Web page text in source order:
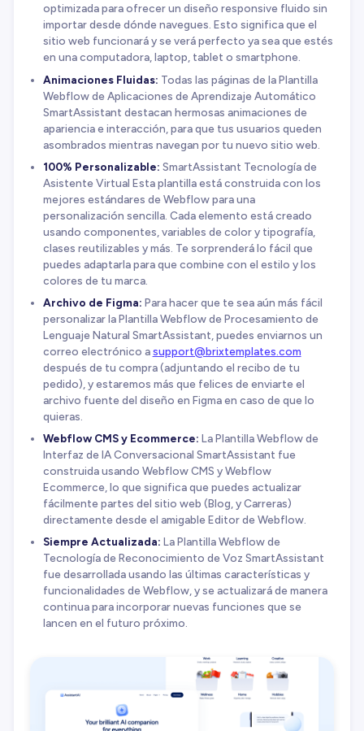
optimizada para ofrecer un diseño responsive fluido sin
importar desde dónde navegues. Esto significa que el
sitio web funcionará y se verá perfecto ya sea que estés
en una computadora, laptop, tablet o smartphone.
Animaciones Fluidas: Todas las páginas de la Plantilla
Webflow de Aplicaciones de Aprendizaje Automático
SmartAssistant destacan hermosas animaciones de
apariencia e interacción, para que tus usuarios queden
asombrados mientras navegan por tu nuevo sitio web.
100% Personalizable: SmartAssistant Tecnología de
Asistente Virtual Esta plantilla está construida con los
mejores estándares de Webflow para una
personalización sencilla. Cada elemento está creado
usando componentes, variables de color y tipografía,
clases reutilizables y más. Te sorprenderá lo fácil que
puedes adaptarla para que combine con el estilo y los
colores de tu marca.
Archivo de Figma: Para hacer que te sea aún más fácil
personalizar la Plantilla Webflow de Procesamiento de
Lenguaje Natural SmartAssistant, puedes enviarnos un
correo electrónico asupport@brixtemplates.com
después de tu compra (adjuntando el recibo de tu
pedido), y estaremos más que felices de enviarte el
archivo fuente del diseño en Figma en caso de que lo
quieras.
Webflow CMS y Ecommerce: La Plantilla Webflow de
Interfaz de IA Conversacional SmartAssistant fue
construida usando Webflow CMS y Webflow
Ecommerce, lo que significa que puedes actualizar
fácilmente partes del sitio web (Blog, y Carreras)
directamente desde el amigable Editor de Webflow.
Siempre Actualizada: La Plantilla Webflow de
Tecnología de Reconocimiento de Voz SmartAssistant
fue desarrollada usando las últimas características y
funcionalidades de Webflow, y se actualizará de manera
continua para incorporar nuevas funciones que se
lancen en el futuro próximo.